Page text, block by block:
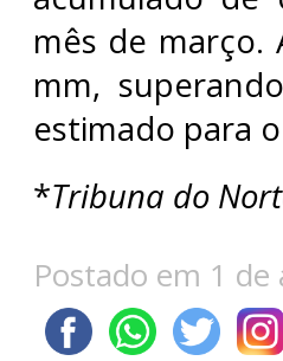
mês de março.
mm,
estimado para
*Tribuna do
Postado em 1